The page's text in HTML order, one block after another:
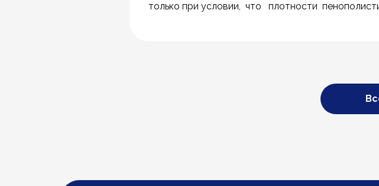
только при условии, что плотности